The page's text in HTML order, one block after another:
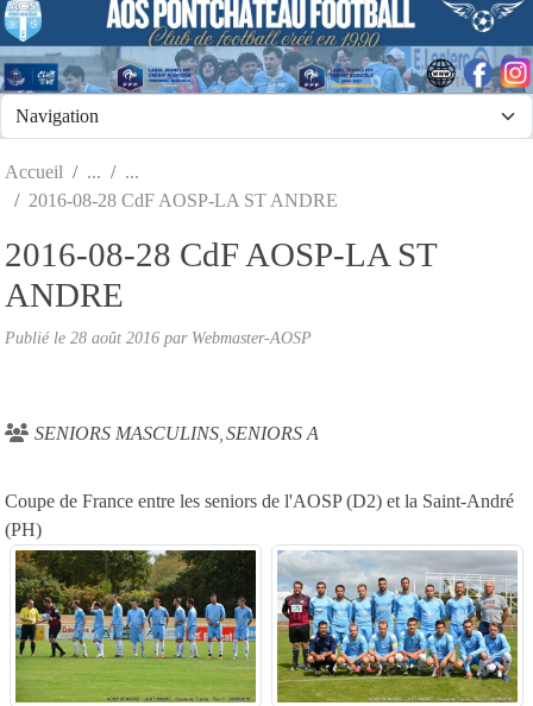
Accueil
2016-08-28 CdF AOSP-LA ST ANDRE
2016-08-28 CdF AOSP-LA ST
ANDRE
Publié le 28 août 2016 par Webmaster-AOSP
SENIORS MASCULINS SENIORS A
Coupe de France entre les seniors de l'AOSP (D2) et la Saint-André
(PH)
Panneau de gestion des cookies